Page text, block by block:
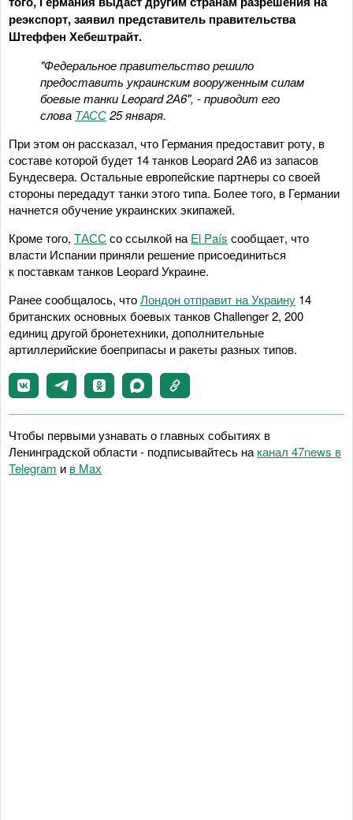
реэкспорт, заявил представитель правительства
Штеффен Хебештрайт.
"Федеральное правительство решило
предоставить украинским вооруженным силам
боевые танки Leopard 2А6", - приводит его
слова ТАСС25 января.
При этом он рассказал, что Германия предоставит роту, в
составе которой будет 14 танков Leopard 2A6 из запасов
Бундесвера. Остальные европейские партнеры со своей
стороны передадут танки этого типа. Более того, в Германии
начнется обучение украинских экипажей.
Кроме того, ТАСС со ссылкой на El País сообщает, что
власти Испании приняли решение присоединиться
к поставкам танков Leopard Украине.
Ранее сообщалось, чтоЛондон отправит на Украину 14
британских основных боевых танков Challenger 2, 200
единиц другой бронетехники, дополнительные
артиллерийские боеприпасы и ракеты разных типов.
Чтобы первыми узнавать о главных событиях в
Ленинградской области - подписывайтесь на канал 47news в
Telegram и в Maх